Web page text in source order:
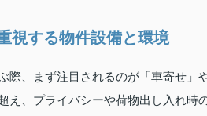
視する物件設備と環境
際、まず注目されるのが「車寄せ
え、プライバシーや荷物出し入れ